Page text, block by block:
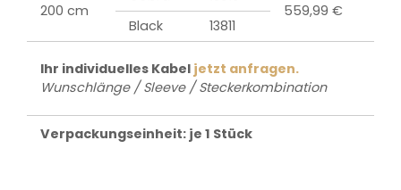
200 cm
559,99 €
Black
13811
Ihr individuelles Kabel jetzt anfragen.
Wunschlänge / Sleeve / Steckerkombination
Verpackungseinheit: je 1 Stück